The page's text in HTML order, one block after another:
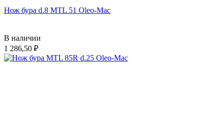
Нож бура d.8 MTL 51 Oleo-Mac
В наличии
1 286,50